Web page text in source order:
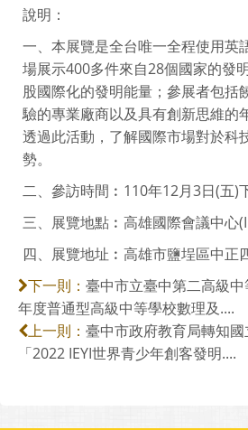
說明：
一、本展覽是全台唯一全程使用英
場展示400多件來自28個國家的發
股國際化的發明能量；參展者包括
驗的專業廠商以及具有創新思維的
透過此活動，了解國際市場對於科
勢。
二、參訪時間︰110年12月3日(五)
三、展覽地點︰高雄國際會議中心
四、展覽地址︰高雄市鹽埕區中正
下一則： 臺中市立臺中第二高級
年度普通型高級中等學校數理及....
上一則： 臺中市政府教育局轉知
「2022 IEYI世界青少年創客發明....